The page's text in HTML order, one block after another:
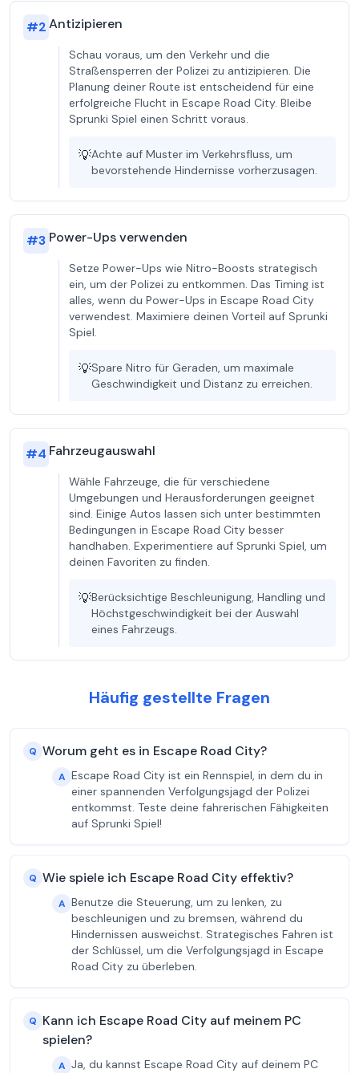
#2Antizipieren
Schau voraus, um den Verkehr und die
Straßensperren der Polizei zu antizipieren. Die
Planung deiner Route ist entscheidend für eine
erfolgreiche Flucht in Escape Road City. Bleibe
Sprunki Spiel einen Schritt voraus.
💡Achte auf Muster im Verkehrsfluss, um
bevorstehende Hindernisse vorherzusagen.
#3 Power-Ups verwenden
Setze Power-Ups wie Nitro-Boosts strategisch
ein, um der Polizei zu entkommen. Das Timing ist
alles, wenn du Power-Ups in Escape Road City
verwendest. Maximiere deinen Vorteil auf Sprunki
Spiel.
💡Spare Nitro für Geraden, um maximale
Geschwindigkeit und Distanz zu erreichen.
#4 Fahrzeugauswahl
Wähle Fahrzeuge, die für verschiedene
Umgebungen und Herausforderungen geeignet
sind. Einige Autos lassen sich unter bestimmten
Bedingungen in Escape Road City besser
handhaben. Experimentiere auf Sprunki Spiel, um
deinen Favoriten zu finden.
💡Berücksichtige Beschleunigung, Handling und
Höchstgeschwindigkeit bei der Auswahl
eines Fahrzeugs.
Häufig gestellte Fragen
Q Worum geht es in Escape Road City?
A Escape Road City ist ein Rennspiel, in dem du in
einer spannenden Verfolgungsjagd der Polizei
entkommst. Teste deine fahrerischen Fähigkeiten
auf Sprunki Spiel!
Q Wie spiele ich Escape Road City effektiv?
A Benutze die Steuerung, um zu lenken, zu
beschleunigen und zu bremsen, während du
Hindernissen ausweichst. Strategisches Fahren ist
der Schlüssel, um die Verfolgungsjagd in Escape
Road City zu überleben.
Q Kann ich Escape Road City auf meinem PC
spielen?
A Ja, du kannst Escape Road City auf deinem PC